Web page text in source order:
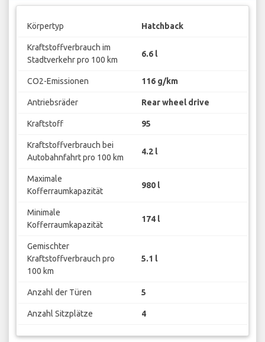
Körpertyp Hatchback
Kraftstoffverbrauch im
Stadtverkehr pro 100 km
6.6 l
CO2-Emissionen 116 g/km
Antriebsräder Rear wheel drive
Kraftstoff 95
Kraftstoffverbrauch bei
Autobahnfahrt pro 100 km
4.2 l
Maximale
Kofferraumkapazität
980 l
Minimale
Kofferraumkapazität
174 l
Gemischter
Kraftstoffverbrauch pro
100 km
5.1 l
Anzahl der Türen 5
Anzahl Sitzplätze 4